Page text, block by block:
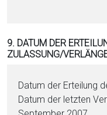
9. DATUM DER
ZULASSUNG/
Datum der Erteilung
Datum der letzten